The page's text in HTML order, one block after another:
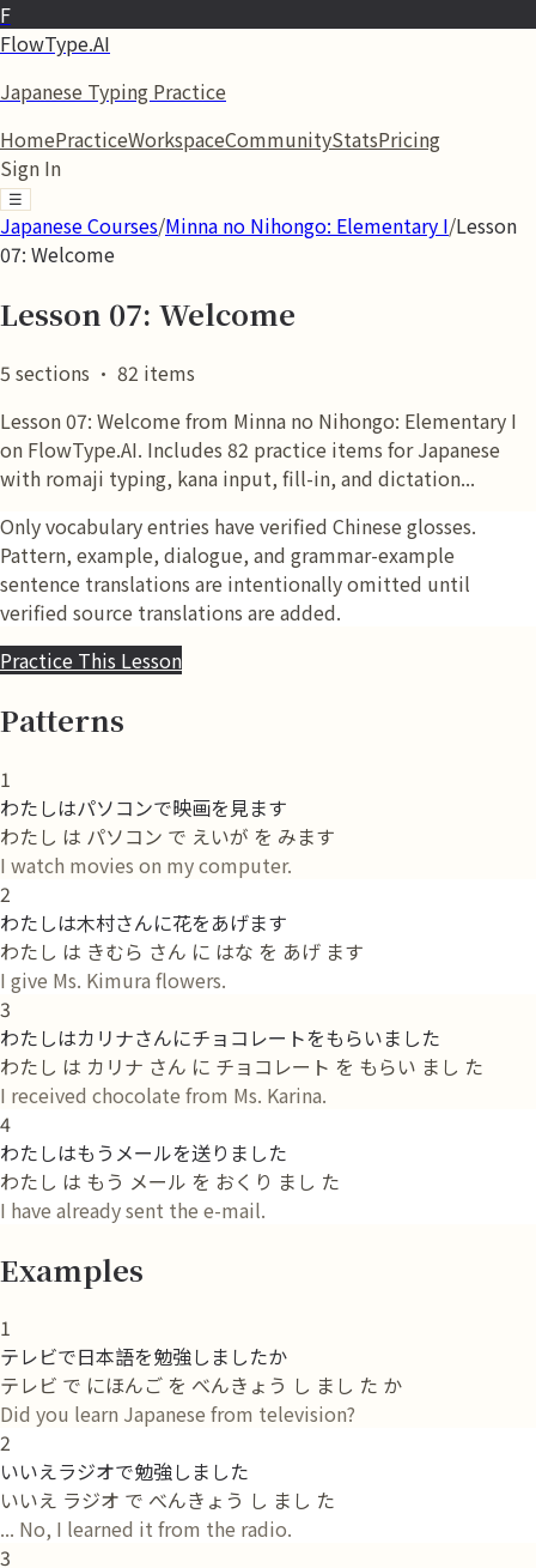
F
FlowType.AI
Japanese Typing Practice
HomePracticeWorkspaceCommunityStatsPricing
Sign In
☰
Japanese Courses/Minna no Nihongo: Elementary I/Lesson
07: Welcome
Lesson 07: Welcome
5 sections · 82 items
Lesson 07: Welcome from Minna no Nihongo: Elementary I
on FlowType.AI. Includes 82 practice items for Japanese
with romaji typing, kana input, fill-in, and dictation...
Only vocabulary entries have verified Chinese glosses.
Pattern, example, dialogue, and grammar-example
sentence translations are intentionally omitted until
verified source translations are added.
Practice This Lesson
Patterns
1
わたしはパソコンで映画を見ます
わたし は パソコン で えいが を みます
I watch movies on my computer.
2
わたしは木村さんに花をあげます
わたし は きむら さん に はな を あげ ます
I give Ms. Kimura flowers.
3
わたしはカリナさんにチョコレートをもらいました
わたし は カリナ さん に チョコレート を もらい まし た
I received chocolate from Ms. Karina.
4
わたしはもうメールを送りました
わたし は もう メール を おくり まし た
I have already sent the e-mail.
Examples
1
テレビで日本語を勉強しましたか
テレビ で にほんご を べんきょう し まし た か
Did you learn Japanese from television?
2
いいえラジオで勉強しました
いいえ ラジオ で べんきょう し まし た
... No, I learned it from the radio.
3